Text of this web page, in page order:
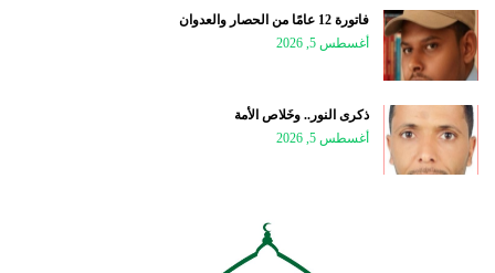
فاتورة 12 عامًا من الحصار والعدوان
أغسطس 5, 2026
ذكرى النور.. وخَلاص الأمة
أغسطس 5, 2026